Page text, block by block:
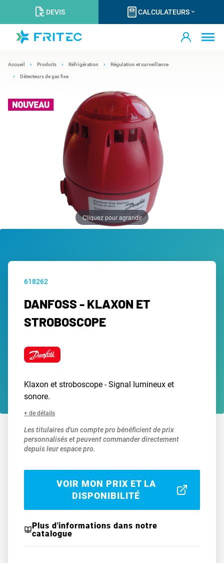
DEVIS CALCULATEURS
Accueil Produits Réfrigération Régulation et surveillance
Détecteurs de gaz fixe
Cliquez pour agrandir
618262
DANFOSS - KLAXON ET
STROBOSCOPE
Klaxon et stroboscope - Signal lumineux et
sonore.
+ de détails
Les titulaires d'un compte pro bénéficient de prix
personnalisés et peuvent commander directement
depuis leur espace pro.
VOIR MON PRIX ET LA
DISPONIBILITÉ
Plus d'informations dans notre
catalogue